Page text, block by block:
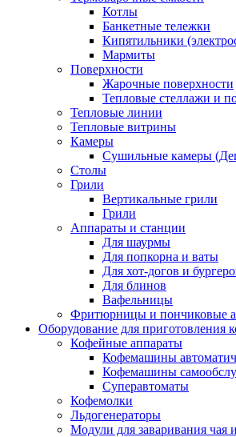
Котлы
Банкетные тележки
Кипятильники
Мармиты
Поверхности
Жарочные поверхности
Тепловые стеллажи и
Тепловые линии
Тепловые витрины
Камеры
Сушильные камеры
Столы
Грили
Вертикальные грили
Грили
Аппараты и станции
Для шаурмы
Для попкорна и ваты
Для хот-догов и
Для блинов
Вафельницы
Фритюрницы и пончиковые
Оборудование для приготовления
Кофейные аппараты
Кофемашины
Кофемашины
Суперавтоматы
Кофемолки
Льдогенераторы
Модули для заваривания чая